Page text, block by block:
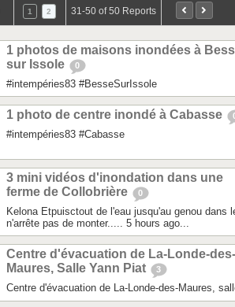
1 2 31-50 of 50 Reports
1 photos de maisons inondées à
sur Issole
0
#intempéries83 #BesseSurIssole
1 photo de centre inondé à Cabasse
#intempéries83 #Cabasse
3 mini vidéos d'inondation dans une
ferme de Collobrière
0
Kelona Etpuisctout de l'eau jusqu'au genou dans
n'arrête pas de monter..... 5 hours ago...
Centre d'évacuation de La-Londe-des-
Maures, Salle Yann Piat
3
Centre d'évacuation de La-Londe-des-Maures,